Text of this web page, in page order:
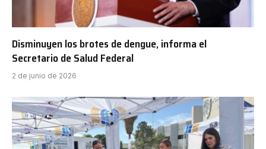
Disminuyen los brotes de dengue, informa el
Secretario de Salud Federal
2 de junio de 2026